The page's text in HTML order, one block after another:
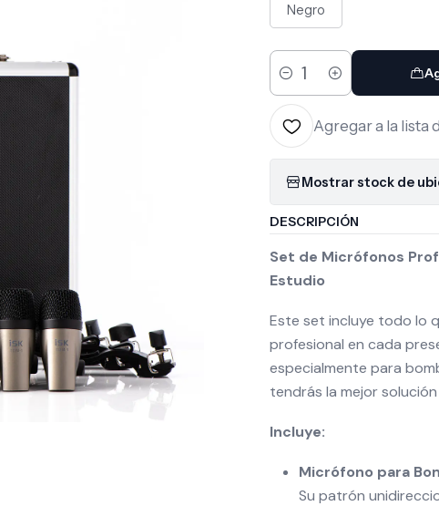
Negro
Cantidad
Agregar a la lista
Mostrar stock de
DESCRIPCIÓN
Set de Micrófonos
Estudio
Este set incluye todo lo
profesional en cada
especialmente para
tendrás la mejor
Incluye:
Micrófono para
Su patrón